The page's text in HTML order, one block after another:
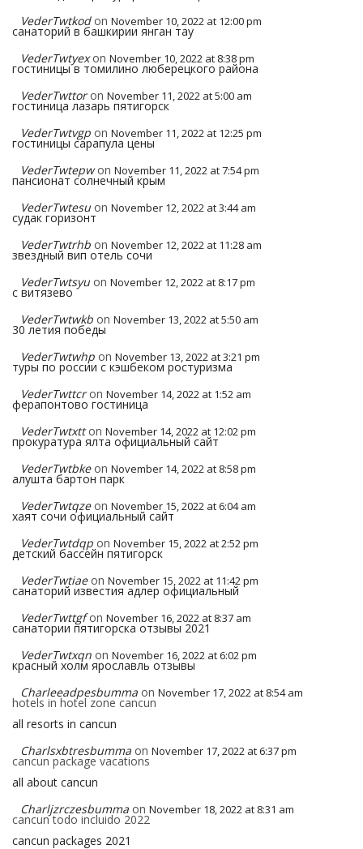
VederTwtkod on November 10, 2022 at 12:00 pm
санаторий в башкирии янган тау
VederTwtyex on November 10, 2022 at 8:38 pm
гостиницы в томилино люберецкого района
VederTwttor on November 11, 2022 at 5:00 am
гостиница лазарь пятигорск
VederTwtvgp on November 11, 2022 at 12:25 pm
гостиницы сарапула цены
VederTwtepw on November 11, 2022 at 7:54 pm
пансионат солнечный крым
VederTwtesu on November 12, 2022 at 3:44 am
судак горизонт
VederTwtrhb on November 12, 2022 at 11:28 am
звездный вип отель сочи
VederTwtsyu on November 12, 2022 at 8:17 pm
с витязево
VederTwtwkb on November 13, 2022 at 5:50 am
30 летия победы
VederTwtwhp on November 13, 2022 at 3:21 pm
туры по россии с кэшбеком ростуризма
VederTwttcr on November 14, 2022 at 1:52 am
ферапонтово гостиница
VederTwtxtt on November 14, 2022 at 12:02 pm
прокуратура ялта официальный сайт
VederTwtbke on November 14, 2022 at 8:58 pm
алушта бартон парк
VederTwtqze on November 15, 2022 at 6:04 am
хаят сочи официальный сайт
VederTwtdqp on November 15, 2022 at 2:52 pm
детский бассейн пятигорск
VederTwtiae on November 15, 2022 at 11:42 pm
санаторий известия адлер официальный
VederTwttgf on November 16, 2022 at 8:37 am
санатории пятигорска отзывы 2021
VederTwtxqn on November 16, 2022 at 6:02 pm
красный холм ярославль отзывы
Charleeadpesbumma on November 17, 2022 at 8:54 am
hotels in hotel zone cancun
all resorts in cancun
Charlsxbtresbumma on November 17, 2022 at 6:37 pm
cancun package vacations
all about cancun
Charljzrczesbumma on November 18, 2022 at 8:31 am
cancun todo incluido 2022
cancun packages 2021